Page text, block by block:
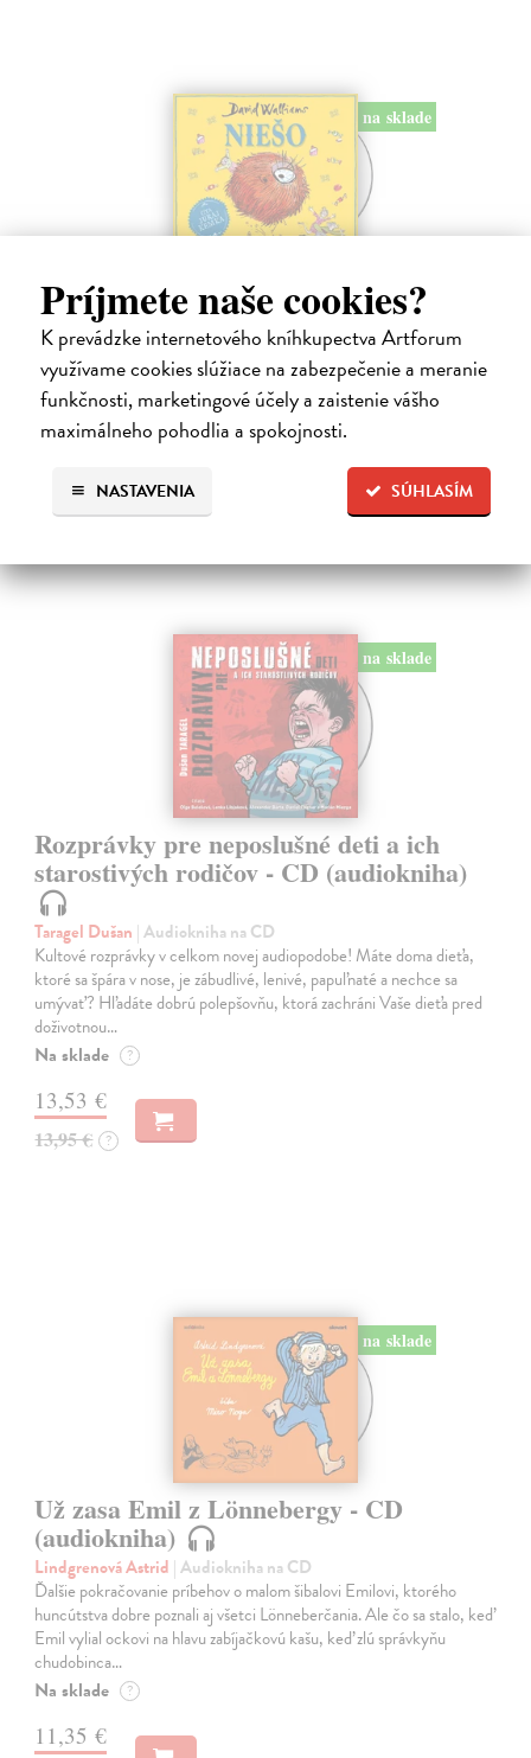
Príjmete naše cookies?
K prevádzke internetového kníhkupectva Artforum
využívame cookies slúžiace na zabezpečenie a meranie
funkčnosti, marketingové účely a zaistenie vášho
maximálneho pohodlia a spokojnosti.
SÚHLASÍM
NASTAVENIA
na sklade
Niešo - CD (audiokniha)
Walliams David| Audiokniha na CD
Toto je príbeh decka, ktoré má absolútne všetko. Všetko, na čo len
pomyslí, mu okamžite zabezpečia jeho láskaví a dobroprajní rodičia.
Na sklade ?
13,25 €
na sklade
Rozprávky pre neposlušné deti a ich
starostivých rodičov - CD (audiokniha)
Taragel Dušan | Audiokniha na CD
Kultové rozprávky v celkom novej audiopodobe! Máte doma dieťa,
ktoré sa špára v nose, je zábudlivé, lenivé, papuľnaté a nechce sa
umývať? Hľadáte dobrú polepšovňu, ktorá zachráni Vaše dieťa pred
doživotnou…
Na sklade ?
13,53 €
13,95 € ?
na sklade
Už zasa Emil z Lönnebergy - CD
(audiokniha)
Lindgrenová Astrid | Audiokniha na CD
Ďalšie pokračovanie príbehov o malom šibalovi Emilovi, ktorého
huncútstva dobre poznali aj všetci Lönneberčania. Ale čo sa stalo, keď
Emil vylial ockovi na hlavu zabíjačkovú kašu, keď zlú správkyňu
chudobinca…
Na sklade ?
11,35 €